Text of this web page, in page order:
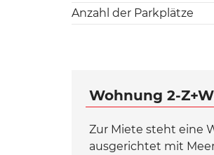
Anzahl der Parkplätze
Wohnung 2-
Zur Miete steht eine
ausgerichtet mit